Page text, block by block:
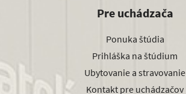
Pre uchádzača
Ponuka štúdia
Prihláška na štúdium
Ubytovanie a stravovanie
Kontakt pre uchádzačov